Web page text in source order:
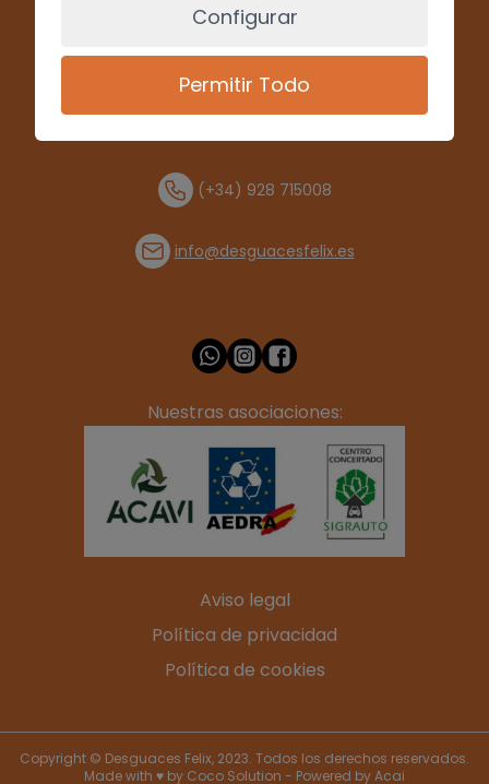
(+34) 928 715008
info@desguacesfelix.es
Nuestras asociaciones:
Aviso legal
Política de privacidad
Política de cookies
Copyright © Desguaces Felix, 2023. Todos los derechos reservados.
Made with ♥ by Coco Solution - Powered byAcai
Configurar
Permitir Todo